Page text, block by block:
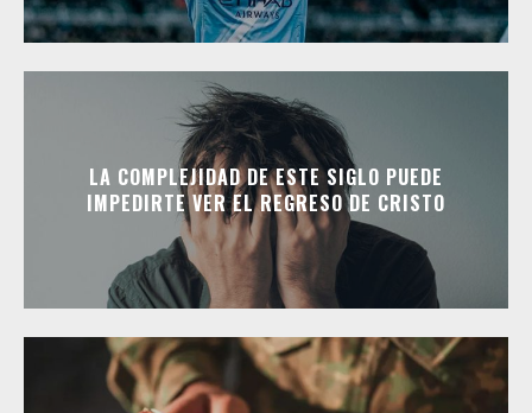
LA COMPLEJIDAD DE ESTE SIGLO PUEDE
IMPEDIRTE VER EL REGRESO DE CRISTO